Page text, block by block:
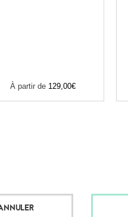
À partir de 129,00€